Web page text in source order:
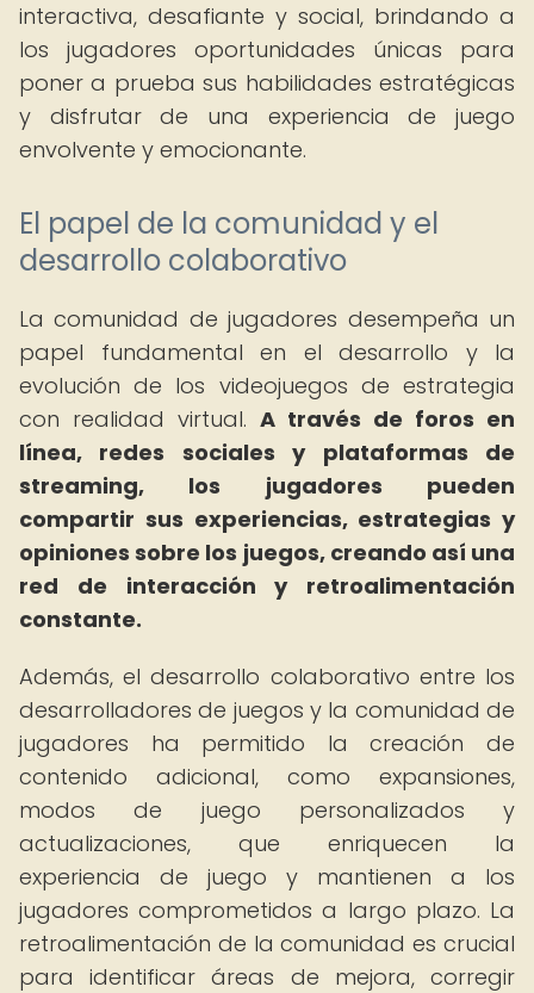
interactiva, desafiante y social, brindando a
los jugadores oportunidades únicas para
poner a prueba sus habilidades estratégicas
y disfrutar de una experiencia de juego
envolvente y emocionante.
El papel de la comunidad y el
desarrollo colaborativo
La comunidad de jugadores desempeña un
papel fundamental en el desarrollo y la
evolución de los videojuegos de estrategia
con realidad virtual. A través de foros en
línea, redes sociales y plataformas de
streaming, los jugadores pueden
compartir sus experiencias, estrategias y
opiniones sobre los juegos, creando así una
red de interacción y retroalimentación
constante.
Además, el desarrollo colaborativo entre los
desarrolladores de juegos y la comunidad de
jugadores ha permitido la creación de
contenido adicional, como expansiones,
modos de juego personalizados y
actualizaciones, que enriquecen la
experiencia de juego y mantienen a los
jugadores comprometidos a largo plazo. La
retroalimentación de la comunidad es crucial
para identificar áreas de mejora, corregir